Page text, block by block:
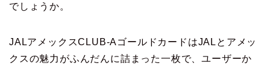
でしょうか。
JALアメックスCLUB-AゴールドカードはJALとアメッ
クスの魅力がふんだんに詰まった一枚で、ユーザーか